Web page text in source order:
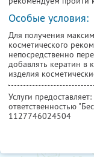
Особые условия:
Для получения
косметического
непосредственно
добавлять кератин в
изделия
Услуги
ответственностью
1127746024504